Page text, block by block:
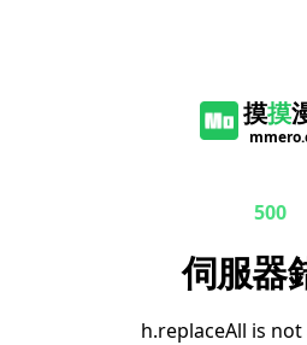
摸摸
500
伺服器
h.replaceAll is